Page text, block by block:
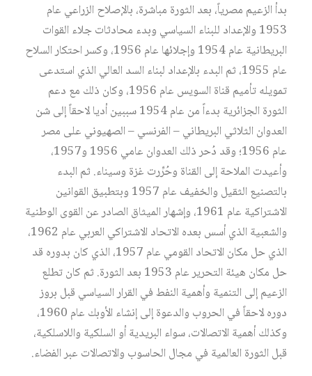
بدأ الزعيم مصرياً، بعد الثورة مباشرة، بالإصلاح الزراعي عام
1953 والإعداد للبناء السياسي وبدء محادثات جلاء القوات
البريطانية عام 1954 وإجلائها عام 1956، وكسر احتكار السلاح
عام 1955، ثم البدء بالإعداد لبناء السد العالي الذي استدعى
تمويله تأميم قناة السويس عام 1956، وكان ذلك مع دعم
الثورة الجزائرية بدءاً من عام 1954 سببين أديا لاحقاً إلى شن
العدوان الثلاثي البريطاني – الفرنسي – الصهيوني على مصر
عام 1956؛ وقد دُحر ذلك العدوان عامي 1956 و1957،
وأعيدت الملاحة إلى القناة وحُرِّرت غزة وسيناء. ثم البدء
بالتصنيع الثقيل والخفيف عام 1957 وبتطبيق القوانين
الاشتراكية عام 1961، وإشهار الميثاق الصادر عن القوى الوطنية
والشعبية الذي أسس بعده الاتحاد الاشتراكي العربي عام 1962،
الذي حل مكان الاتحاد القومي عام 1957، الذي كان بدوره قد
حل مكان هيئة التحرير عام 1953 بعد الثورة. ثم كان تطلع
الزعيم إلى التنمية وأهمية النفط في القرار السياسي قبل بروز
دوره لاحقاً في الحروب والدعوة إلى إنشاء الأوبك عام 1960،
وكذلك أهمية الاتصالات، سواء البريدية أو السلكية واللاسلكية،
قبل الثورة العالمية في مجال الحاسوب والاتصالات عبر الفضاء.